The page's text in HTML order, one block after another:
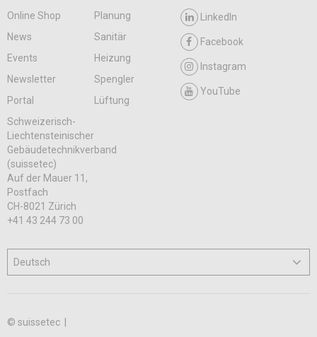
Online Shop
Planung
News
Sanitär
Events
Heizung
Newsletter
Spengler
Portal
Lüftung
LinkedIn
Facebook
Instagram
YouTube
Schweizerisch-
Liechtensteinischer
Gebäudetechnikverband
(suissetec)
Auf der Mauer 11,
Postfach
CH-8021 Zürich
+41 43 244 73 00
© suissetec |